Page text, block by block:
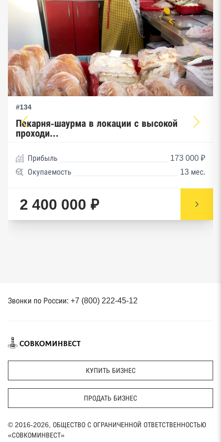
#134
Пекарня-шаурма в локации с высокой
проходи...
Прибыль
173 000 ₽
Окупаемость
13 мес.
2 400 000 ₽
Звонки по России: +7 (800) 222-45-12
КУПИТЬ БИЗНЕС
ПРОДАТЬ БИЗНЕС
© 2016-2026, ОБЩЕСТВО С ОГРАНИЧЕННОЙ ОТВЕТСТВЕННОСТЬЮ
«СОВКОМИНВЕСТ»